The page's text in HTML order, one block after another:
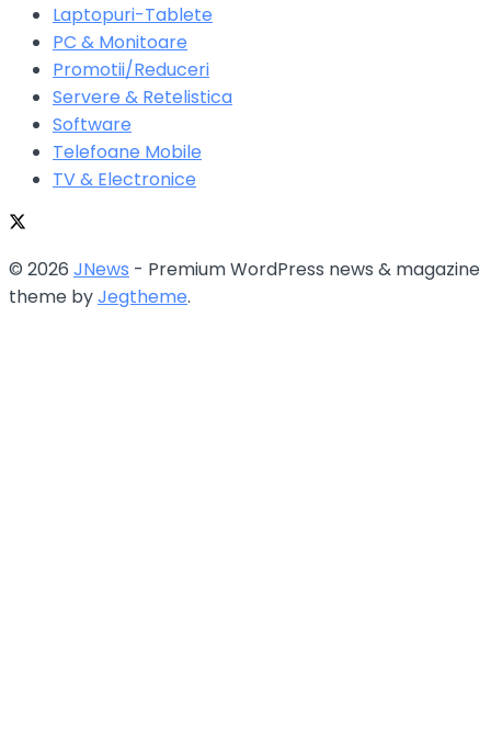
Laptopuri-Tablete
PC & Monitoare
Promotii/Reduceri
Servere & Retelistica
Software
Telefoane Mobile
TV & Electronice
© 2026 JNews - Premium WordPress news & magazine
theme byJegtheme.